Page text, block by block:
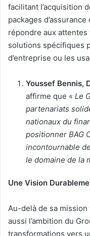
facilitant l’acquisition
packages
répondre aux
solutions spécifiques
d’entreprise ou les
Youssef Bennis,
affirme que « Le
partenariats
nationaux du
positionner BAG
incontournable
le domaine de la
Une Vision
Au-delà de sa mission
aussi l’ambition du
transformations vers